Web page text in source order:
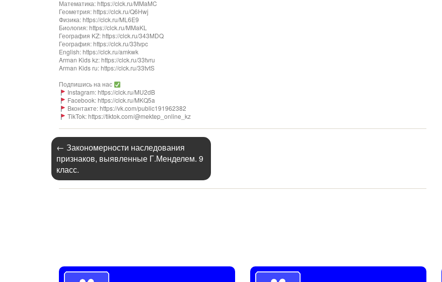
Математика: https://clck.ru/MMaMC
Геометрия: https://clck.ru/Q6Hwj
Физика: https://clck.ru/ML6E9
Биология: https://clck.ru/MMaKL​​​​​​
География KZ: https://clck.ru/343MDQ
География: https://clck.ru/33tvpc
English: https://clck.ru/amkwk
Arman Kids kz: https://clck.ru/33tvru
Arman Kids ru: https://clck.ru/33tvtS
Подпишись на нас
Instagram: https://clck.ru/MU2dB
Facebook: https://clck.ru/MKQ5a
Вконтакте: https://vk.com/public191962382
TikTok: https://tiktok.com/@mektep_online_kz
← Закономерности наследования
признаков, выявленные Г.Менделем. 9
класс.